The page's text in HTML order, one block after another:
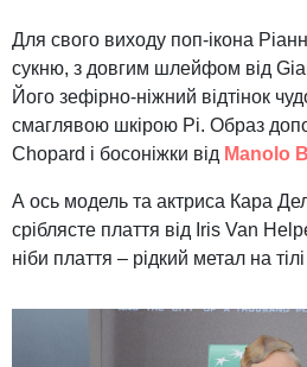
Для свого виходу поп-ікона
сукню, з довгим шлейфом від
Його зефірно-ніжний відтінок
смаглявою шкірою Рі. Образ
Chopard і босоніжки від Manolo
А ось модель та актриса Кара
сріблясте плаття від Iris Van
ніби плаття – рідкий метал на